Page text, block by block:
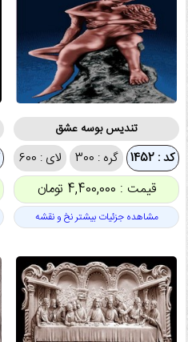
تندیس بوسه عشق
کد : 1452 گره : 300 لای : 600
قیمت : 4,400,000 تومان
مشاهده جزئیات بیشتر نخ و نقشه